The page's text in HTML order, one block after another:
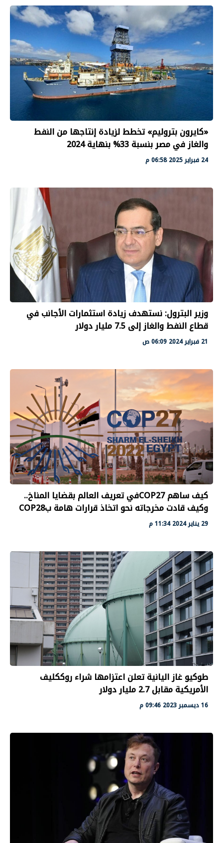
«كايرون بتروليم» تخطط لزيادة إنتاجها من النفط
والغاز في مصر بنسبة 33% بنهاية 2024
24 فبراير 2025 06:58 م
وزير البترول: نستهدف زيادة استثمارات الأجانب في
قطاع النفط والغاز إلى 7.5 مليار دولار
21 فبراير 2024 06:09 ص
كيف ساهم COP27في تعريف العالم بقضايا المناخ..
وكيف قادت مخرجاته نحو اتخاذ قرارات هامة بCOP28
29 يناير 2024 11:34 م
طوكيو غاز اليانية تعلن اعتزامها شراء روككليف
الأمريكية مقابل 2.7 مليار دولار
16 ديسمبر 2023 09:46 م